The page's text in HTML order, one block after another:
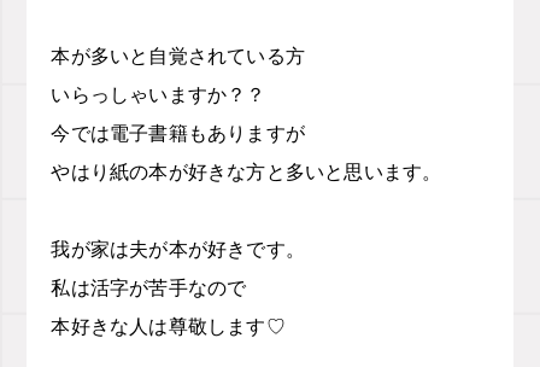
本が多いと自覚されている方
いらっしゃいますか？？
今では電子書籍もありますが
やはり紙の本が好きな方と多いと思います。
我が家は夫が本が好きです。
私は活字が苦手なので
本好きな人は尊敬します♡